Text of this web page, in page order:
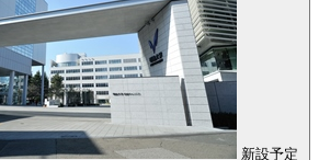
新設予定